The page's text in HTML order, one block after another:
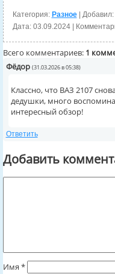
Категория: Разное| Добавил:
Дата: 03.09.2024|
Всего комментариев: 1
Фёдор (31.03.2026 в 05:38)
Классно, что ВАЗ 2107
дедушки, много
интересный обзор!
Ответить
Добавить
Имя *